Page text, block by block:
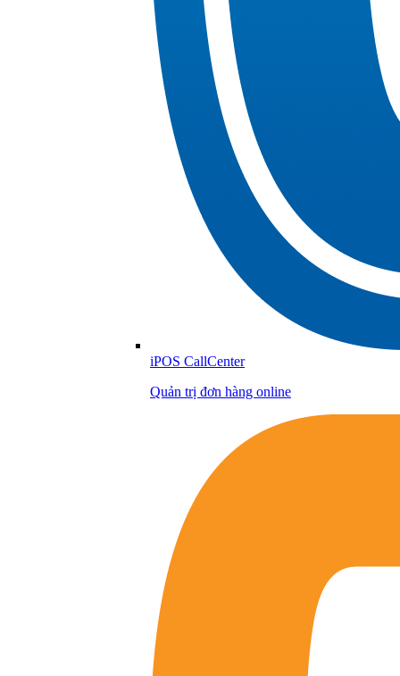
iPOS CallCenter
Quản trị đơn hàng online